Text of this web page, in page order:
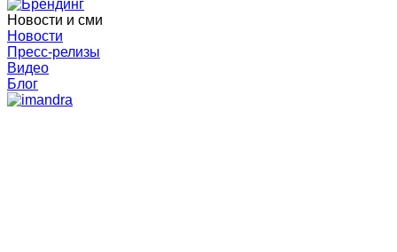
Новости и сми
Новости
Пресс-релизы
Видео
Блог